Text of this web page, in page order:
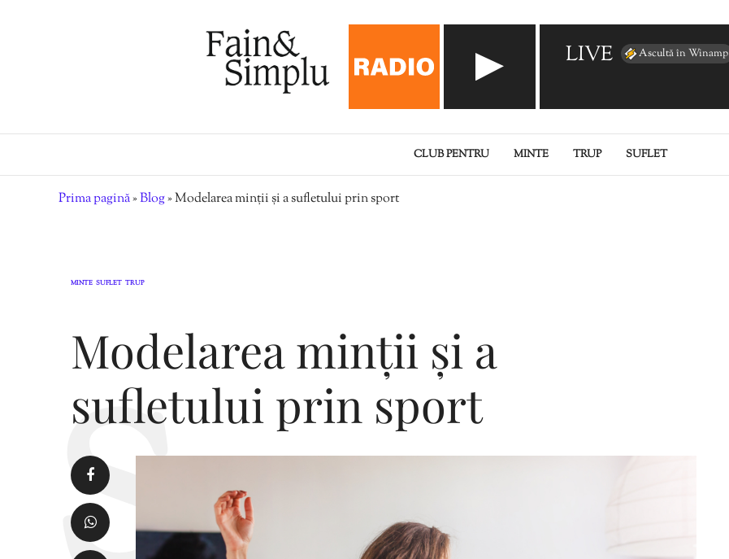
LIVE Ascultă în Winamp
CLUB PENTRU MINTE TRUP SUFLET
Prima pagină»Blog»Modelarea minții și a sufletului prin sport
MINTE SUFLET TRUP
Modelarea minții și a
sufletului prin sport